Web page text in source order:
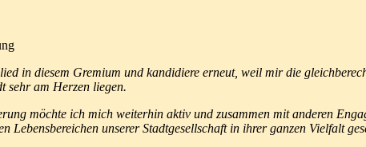
in diesem Gremium und kandidiere erneut, weil mir die
sehr am Herzen liegen.
möchte ich mich weiterhin aktiv und zusammen mit anderen
Lebensbereichen unserer Stadtgesellschaft in ihrer ganzen Vielfalt